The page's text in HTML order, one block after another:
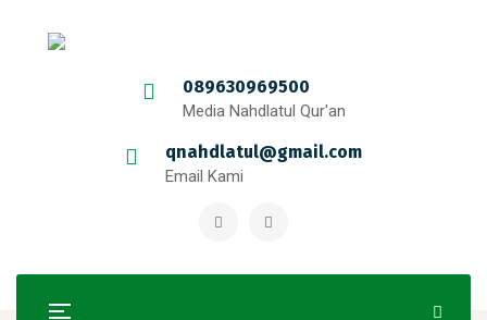
089630969500
Media Nahdlatul Qur'an
qnahdlatul@gmail.com
Email Kami